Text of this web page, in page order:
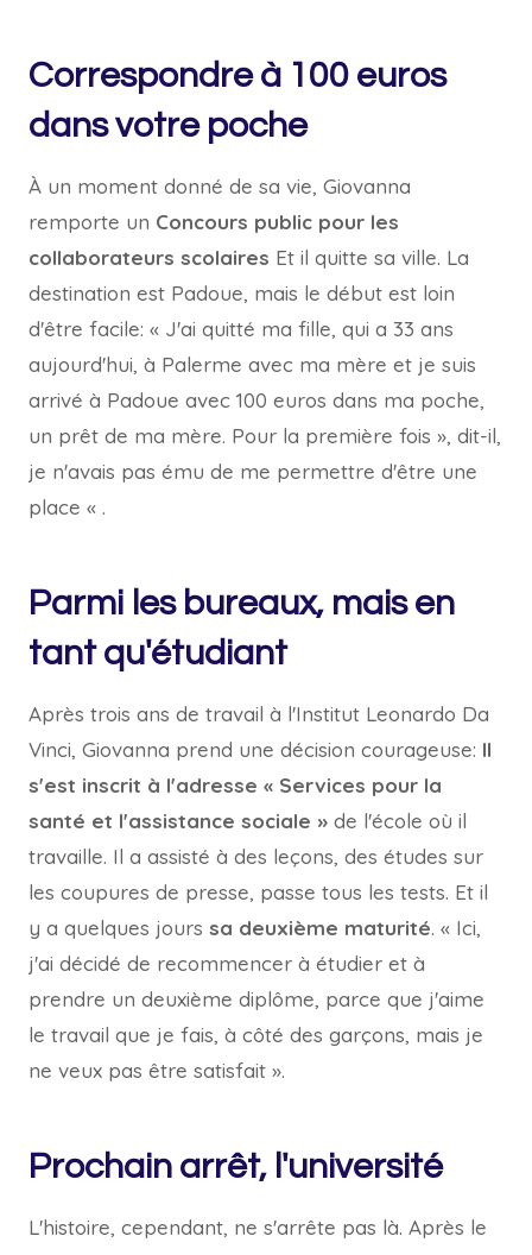
Correspondre à 100 euros
dans votre poche
À un moment donné de sa vie, Giovanna
remporte un Concours public pour les
collaborateurs scolaires Et il quitte sa ville. La
destination est Padoue, mais le début est loin
d'être facile: « J'ai quitté ma fille, qui a 33 ans
aujourd'hui, à Palerme avec ma mère et je suis
arrivé à Padoue avec 100 euros dans ma poche,
un prêt de ma mère. Pour la première fois », dit-il,
je n'avais pas ému de me permettre d'être une
place « .
Parmi les bureaux, mais en
tant qu'étudiant
Après trois ans de travail à l'Institut Leonardo Da
Vinci, Giovanna prend une décision courageuse: Il
s'est inscrit à l'adresse « Services pour la
santé et l'assistance sociale » de l'école où il
travaille. Il a assisté à des leçons, des études sur
les coupures de presse, passe tous les tests. Et il
y a quelques jours sa deuxième maturité. « Ici,
j'ai décidé de recommencer à étudier et à
prendre un deuxième diplôme, parce que j'aime
le travail que je fais, à côté des garçons, mais je
ne veux pas être satisfait ».
Prochain arrêt, l'université
L'histoire, cependant, ne s'arrête pas là. Après le